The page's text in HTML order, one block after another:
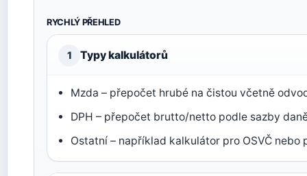
RYCHLÝ PŘEHLED
1 Typy kalkulátorů
Mzda – přepočet hrubé na čistou včetně
DPH – přepočet brutto/netto podle sazby
Ostatní – například kalkulátor pro OSVČ